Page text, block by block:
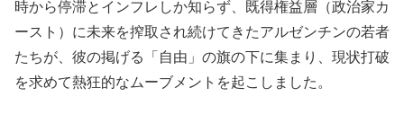
時から停滞とインフレしか知らず、既得権益層（政治家カ
ースト）に未来を搾取され続けてきたアルゼンチンの若者
たちが、彼の掲げる「自由」の旗の下に集まり、現状打破
を求めて熱狂的なムーブメントを起こしました。